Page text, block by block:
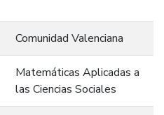
Comunidad Valenciana
Matemáticas Aplicadas a
las Ciencias Sociales